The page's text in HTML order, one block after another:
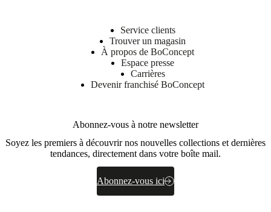
Service clients
Trouver un magasin
À propos de BoConcept
Espace presse
Carrières
Devenir franchisé BoConcept
Abonnez-vous à notre newsletter
Soyez les premiers à découvrir nos nouvelles collections et dernières
tendances, directement dans votre boîte mail.
Abonnez-vous ici